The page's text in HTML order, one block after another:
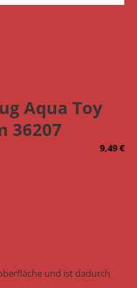
Aqua Toy
36207
9,49€
und ist dadurch